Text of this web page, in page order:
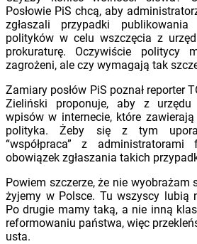
Posłowie PiS chcą, aby
zgłaszali przypadki
polityków w celu wszczęcia z
prokuraturę. Oczywiście politycy
zagrożeni, ale czy wymagają tak
Zamiary posłów PiS poznał reporter
Zieliński proponuje, aby z
wpisów w internecie, które
polityka. Żeby się z tym
“współpraca” z
obowiązek zgłaszania takich
Powiem szczerze, że nie wyobrażam
żyjemy w Polsce. Tu wszyscy lubią
Po drugie mamy taką, a nie inną
reformowaniu państwa, więc
usta.